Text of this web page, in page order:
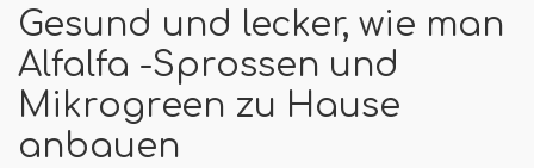
Gesund und lecker, wie man
Alfalfa -Sprossen und
Mikrogreen zu Hause
anbauen